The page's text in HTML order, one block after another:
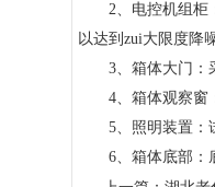
2、电控机组柜：
以达到zui大限度降
3、箱体大门：采
4、箱体观察窗：
5、照明装置：试
6、箱体底部：底